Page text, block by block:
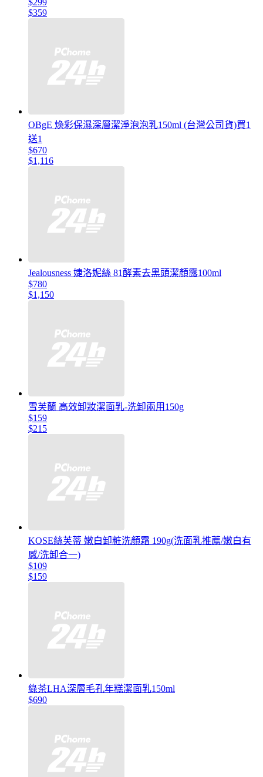
$299
$359
OBgE 煥彩保濕深層潔淨泡泡乳150ml (台灣公司貨)買1
送1
$670
$1,116
Jealousness 婕洛妮絲 81酵素去黑頭潔顏露100ml
$780
$1,150
雪芙蘭 高效卸妝潔面乳-洗卸兩用150g
$159
$215
KOSE絲芙蒂 嫩白卸粧洗顏霜 190g(洗面乳推薦/嫩白有
感/洗卸合一)
$109
$159
綠茶LHA深層毛孔年糕潔面乳150ml
$690